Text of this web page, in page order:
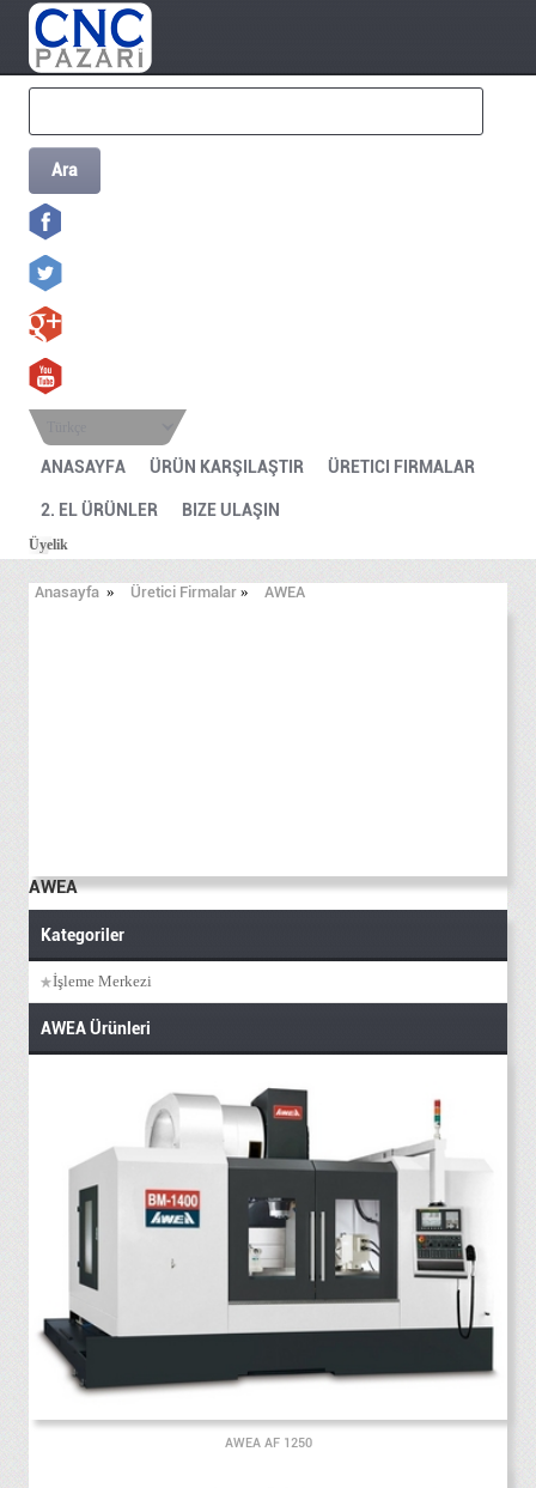
Ara
ANASAYFA ÜRÜN KARŞILAŞTIR ÜRETICI FIRMALAR
2. EL ÜRÜNLER BIZE ULAŞIN
Üyelik
Anasayfa » Üretici Firmalar » AWEA
AWEA
Kategoriler
İşleme Merkezi
AWEA Ürünleri
AWEA AF 1250